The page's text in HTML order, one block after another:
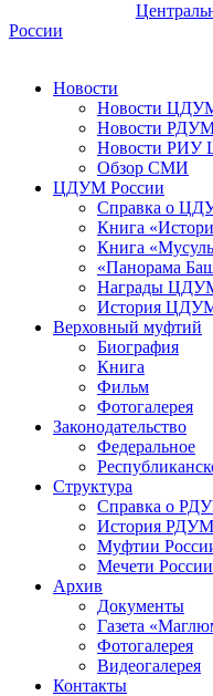
России
Новости
Новости
Новости
Новости РИУ
Обзор СМИ
ЦДУМ России
Справка о
Книга
Книга
«Панорама
Награды
История ЦДУМ
Верховный муфтий
Биография
Книга
Фильм
Фотогалерея
Законодательство
Федеральное
Структура
Справка о
История РДУМ
Муфтии
Мечети России
Архив
Документы
Газета
Фотогалерея
Видеогалерея
Контакты